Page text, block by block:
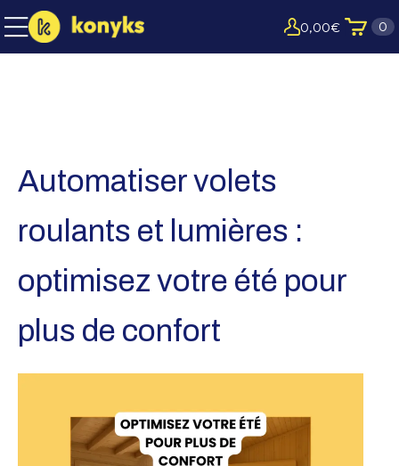
0,00€ 0
Automatiser volets
roulants et lumières :
optimisez votre été pour
plus de confort